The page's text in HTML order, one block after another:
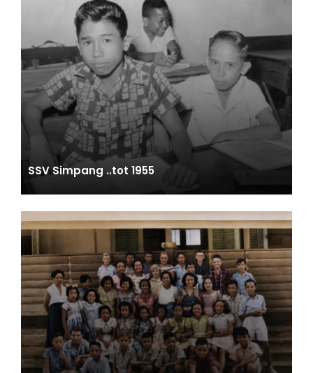
SSV Simpang ..tot 1955